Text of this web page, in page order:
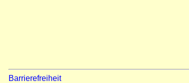
Barrierefreiheit